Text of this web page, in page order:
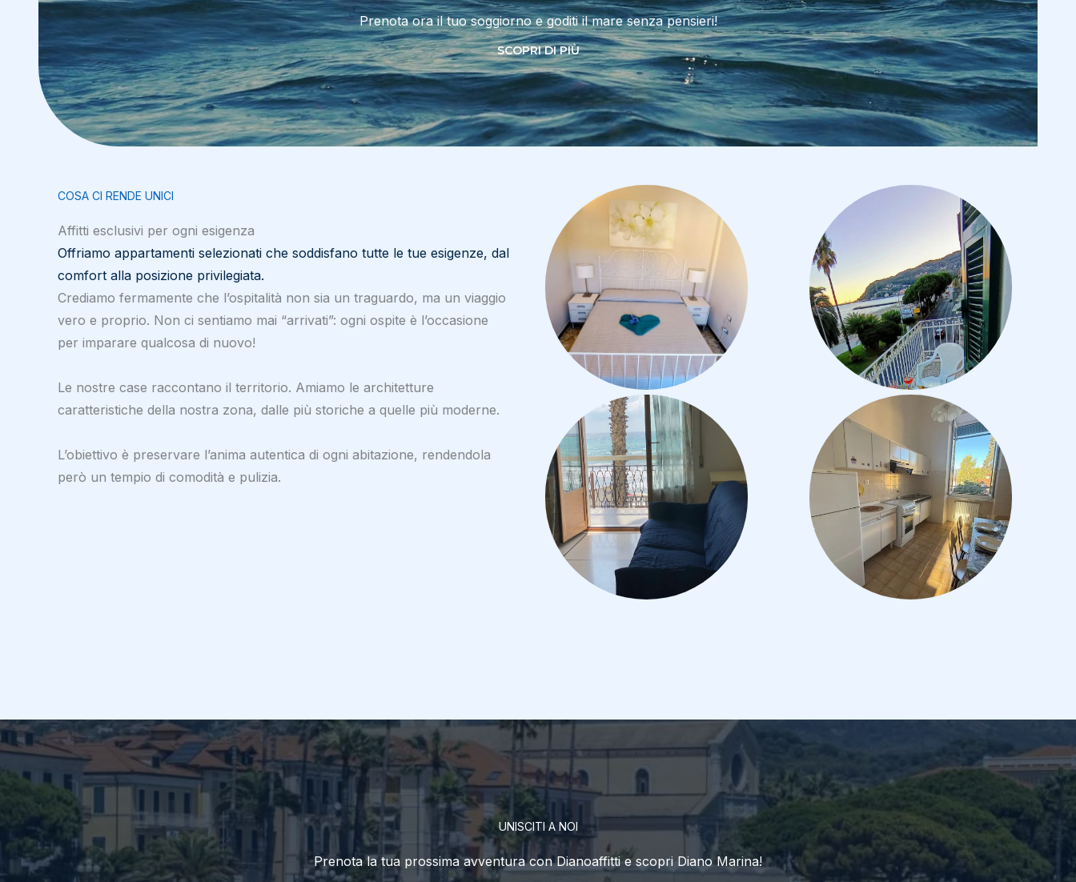
Prenota ora il tuo soggiorno e goditi il mare senza pensieri!
SCOPRI DI PIÙ
COSA CI RENDE UNICI
Affitti esclusivi per ogni esigenza
Offriamo appartamenti selezionati che soddisfano tutte le tue esigenze, dal
comfort alla posizione privilegiata.
Crediamo fermamente che l’ospitalità non sia un traguardo, ma un viaggio
vero e proprio. Non ci sentiamo mai “arrivati”: ogni ospite è l’occasione
per imparare qualcosa di nuovo!
Le nostre case raccontano il territorio. Amiamo le architetture
caratteristiche della nostra zona, dalle più storiche a quelle più moderne.
L’obiettivo è preservare l’anima autentica di ogni abitazione, rendendola
però un tempio di comodità e pulizia.
UNISCITI A NOI
Prenota la tua prossima avventura con Dianoaffitti e scopri Diano Marina!